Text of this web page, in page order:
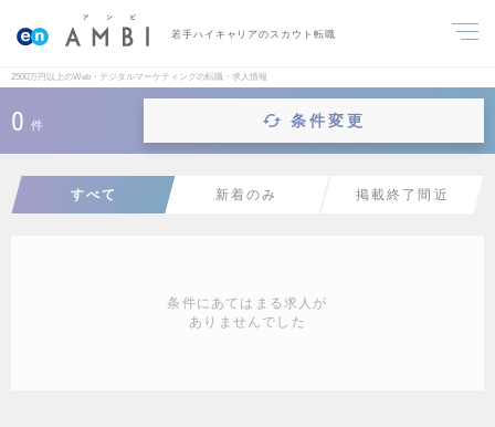
若手ハイキャリアのスカウト転職
2500万円以上のWeb・デジタルマーケティングの転職・求人情報
0 件 条件変更
すべて 新着のみ 掲載終了間近
条件にあてはまる求人が
ありませんでした